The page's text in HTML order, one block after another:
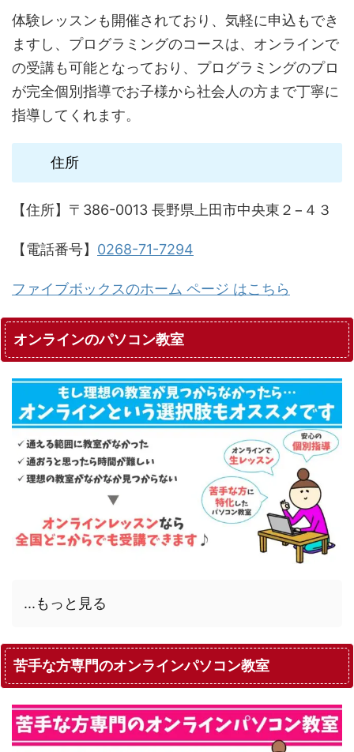
体験レッスンも開催されており、気軽に申込もでき
ますし、プログラミングのコースは、オンラインで
の受講も可能となっており、プログラミングのプロ
が完全個別指導でお子様から社会人の方まで丁寧に
指導してくれます。
住所
【住所】〒386-0013 長野県上田市中央東２−４３
【電話番号】 0268-71-7294
ファイブボックスのホーム ページ はこちら
オンラインのパソコン教室
...もっと見る
苦手な方専門のオンラインパソコン教室